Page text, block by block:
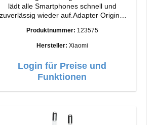
lädt alle Smartphones schnell und
zuverlässig wieder auf.Adapter Original
Anschlüsse: USB-A Output: 67W Farbe:
Produktnummer: 123575
Hersteller: Xiaomi
Login für Preise und
Funktionen